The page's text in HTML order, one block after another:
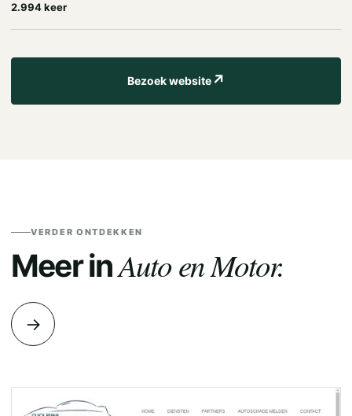
2.994 keer
Bezoek website↗
VERDER ONTDEKKEN
Meer inAuto en Motor.
→